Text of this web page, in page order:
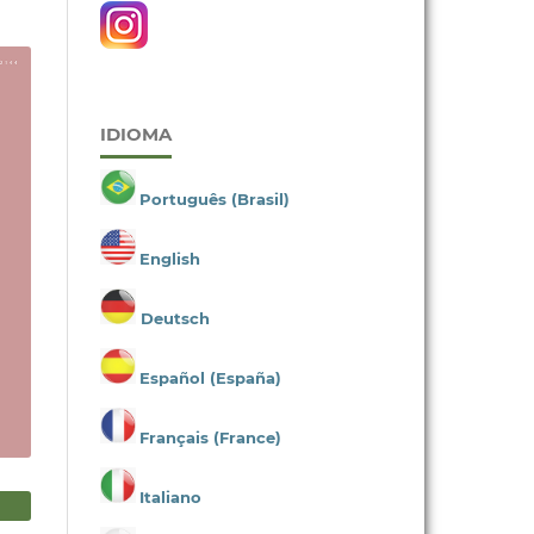
IDIOMA
Português (Brasil)
English
Deutsch
Español (España)
Français (France)
Italiano